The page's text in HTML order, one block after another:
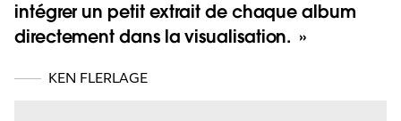
intégrer un petit extrait de chaque album
directement dans la visualisation.
KEN FLERLAGE